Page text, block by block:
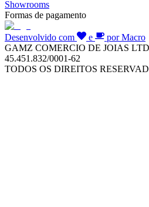
Showrooms
Formas de pagamento
Desenvolvido com e
por Macro
GAMZ COMERCIO DE JOIAS
45.451.832/0001-62
TODOS OS DIREITOS